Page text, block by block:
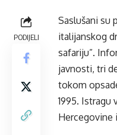
PODIJELI
Saslušani su
italijanskog
safariju”.
javnosti, tri
tokom
1995. Istragu
Hercegovine